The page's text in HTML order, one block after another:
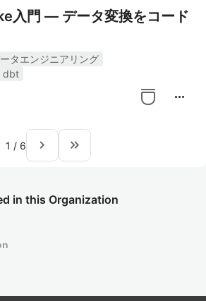
in this Organization
入門 — データ変換をコード
タエンジニアリング
dbt
more_horiz
1 / 6 navigate_next keyboard_double_arrow_right